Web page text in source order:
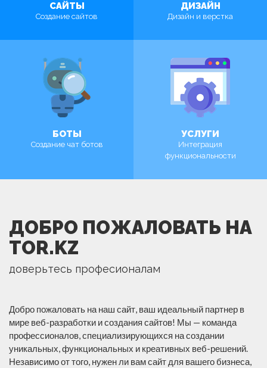
САЙТЫ
Создание сайтов
ДИЗАЙН
Дизайн и верстка
БОТЫ
Создание чат ботов
УСЛУГИ
Интеграция
функциональности
ДОБРО ПОЖАЛОВАТЬ НА
TOR.KZ
доверьтесь професионалам
Добро пожаловать на наш сайт, ваш идеальный партнер в
мире веб-разработки и создания сайтов! Мы — команда
профессионалов, специализирующихся на создании
уникальных, функциональных и креативных веб-решений.
Независимо от того, нужен ли вам сайт для вашего бизнеса,